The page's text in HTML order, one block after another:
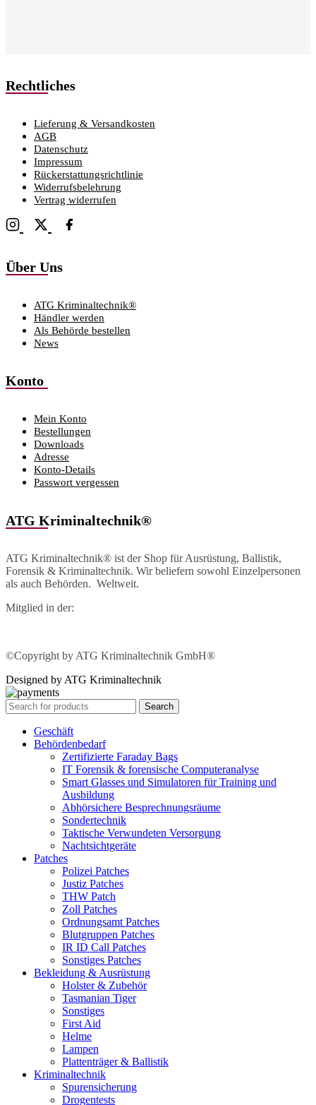
Rechtliches
Lieferung & Versandkosten
AGB
Datenschutz
Impressum
Rückerstattungsrichtlinie
Widerrufsbelehrung
Vertrag widerrufen
Über Uns
ATG Kriminaltechnik®
Händler werden
Als Behörde bestellen
News
Konto
Mein Konto
Bestellungen
Downloads
Adresse
Konto-Details
Passwort vergessen
ATG Kriminaltechnik®
ATG Kriminaltechnik® ist der Shop für Ausrüstung, Ballistik,
Forensik & Kriminaltechnik. Wir beliefern sowohl Einzelpersonen
als auch Behörden. Weltweit.
Mitglied in der:
©Copyright by ATG Kriminaltechnik GmbH®
Designed by ATG Kriminaltechnik
Search
Geschäft
Behördenbedarf
Zertifizierte Faraday Bags
IT Forensik & forensische Computeranalyse
Smart Glasses und Simulatoren für Training und
Ausbildung
Abhörsichere Besprechnungsräume
Sondertechnik
Taktische Verwundeten Versorgung
Nachtsichtgeräte
Patches
Polizei Patches
Justiz Patches
THW Patch
Zoll Patches
Ordnungsamt Patches
Blutgruppen Patches
IR ID Call Patches
Sonstiges Patches
Bekleidung & Ausrüstung
Holster & Zubehör
Tasmanian Tiger
Sonstiges
First Aid
Helme
Lampen
Plattenträger & Ballistik
Kriminaltechnik
Spurensicherung
Drogentests